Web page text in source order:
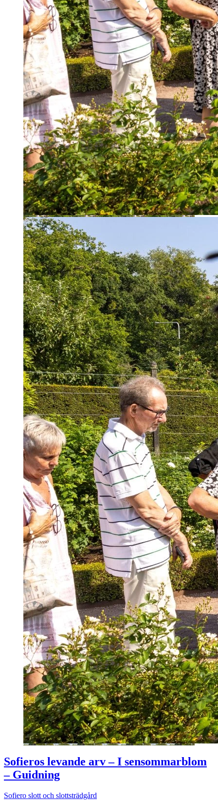
Sofieros levande arv – I sensommarblom
– Guidning
Sofiero slott och slottsträdgård